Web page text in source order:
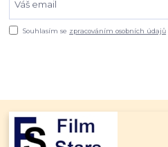
Souhlasím se zpracováním osobních údajů